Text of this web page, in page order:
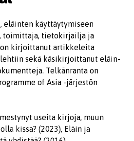
, eläinten käyttäytymiseen
toimittaja, tietokirjailja ja
kirjoittanut artikkeleita
sekä käsikirjoittanut eläin-
Telkänranta on
of Asia -järjestön
useita kirjoja, muun
kissa? (2023), Eläin ja